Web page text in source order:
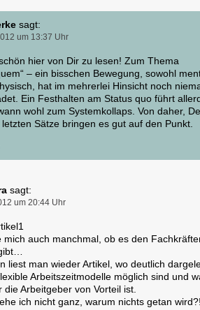
sagt:
um 13:37 Uhr
hier von Dir zu lesen! Zum Thema
– ein bisschen Bewegung, sowohl
hat im mehrerlei Hinsicht noch
Ein Festhalten am Status quo führt
wohl zum Systemkollaps. Von daher,
Sätze bringen es gut auf den Punkt.
sagt:
um 20:44 Uhr
mich auch manchmal, ob es den
liest man wieder Artikel, wo deutlich
Arbeitszeitmodelle möglich sind und
die Arbeitgeber von Vorteil ist.
ich nicht ganz, warum nichts getan wird?!